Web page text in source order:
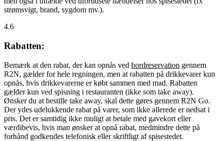
strømsvigt, brand, sygdom mv.).
4.6
Rabatten:
Bemærk at den rabat, der kan opnås ved bordreservation gennem
R2N, gælder for hele regningen, men at rabatten på drikkevarer kun
opnås, hvis drikkevarerne er købt sammen med mad. Rabatten
gælder kun ved spisning i restauranten (ikke som take away).
Ønsker du at bestille take away, skal dette gøres gennem R2N Go.
Der ydes udelukkende rabat på varer, som ikke allerede er nedsat i
pris. Det er samtidig ikke muligt at betale med gavekort eller
værdibevis, hvis man ønsker at opnå rabat, medmindre dette på
forhånd godkendes telefonisk eller skriftligt af spisestedet.